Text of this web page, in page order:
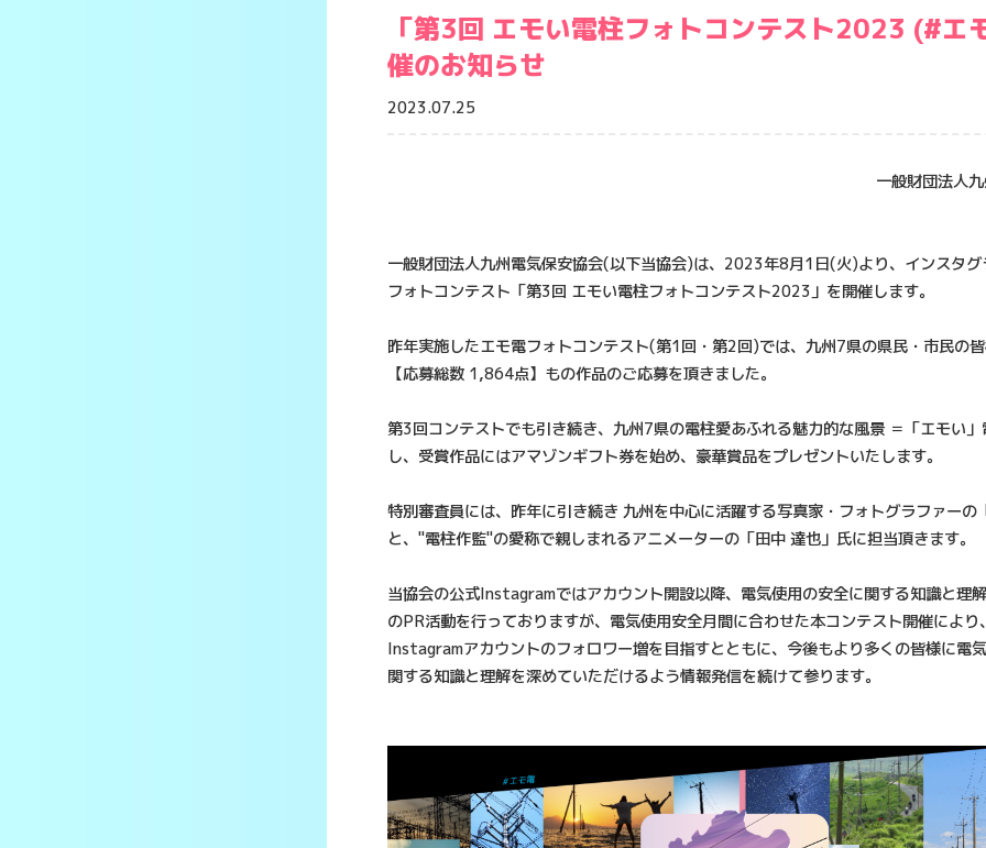
「第3回 エモい電柱フォトコンテスト2023 (#エ
催のお知らせ
2023.07.25
一般財団法人
一般財団法人九州電気保安協会(以下当協会)は、2023年8月1日(火)より、インスタグ
フォトコンテスト「第3回 エモい電柱フォトコンテスト2023」を開催します。
昨年実施したエモ電フォトコンテスト(第1回・第2回)では、九州7県の県民・市民の
【応募総数 1,864点】もの作品のご応募を頂きました。
第3回コンテストでも引き続き、九州7県の電柱愛あふれる魅力的な風景 ＝「エモい
し、受賞作品にはアマゾンギフト券を始め、豪華賞品をプレゼントいたします。
特別審査員には、昨年に引き続き 九州を中心に活躍する写真家・フォトグラファーの
と、"電柱作監"の愛称で親しまれるアニメーターの「田中 達也」氏に担当頂きます。
当協会の公式Instagramではアカウント開設以降、電気使用の安全に関する知識と理
のPR活動を行っておりますが、電気使用安全月間に合わせた本コンテスト開催により
Instagramアカウントのフォロワー増を目指すとともに、今後もより多くの皆様に電
関する知識と理解を深めていただけるよう情報発信を続けて参ります。